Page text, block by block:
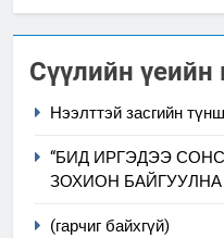
Сүүлийн үеийн
Нээлттэй засгийн
“БИД ИРГЭДЭЭ
ЗОХИОН БАЙГУУЛНА
(гарчиг байхгүй)